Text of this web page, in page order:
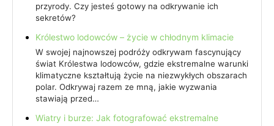
przyrody. Czy jesteś gotowy na odkrywanie ich
sekretów?
Królestwo lodowców – życie w chłodnym klimacie
W swojej najnowszej podróży odkrywam fascynujący
świat Królestwa lodowców, gdzie ekstremalne warunki
klimatyczne kształtują życie na niezwykłych obszarach
polar. Odkrywaj razem ze mną, jakie wyzwania
stawiają przed…
Wiatry i burze: Jak fotografować ekstremalne